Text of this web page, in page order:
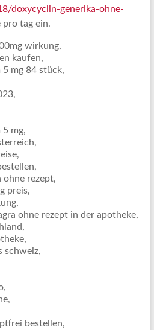
doxycyclin-generika-ohne-
pro tag ein.
wirkung,
kaufen,
mg 84 stück,
mg,
ohne rezept,
preis,
ohne rezept in der apotheke,
schweiz,
bestellen,